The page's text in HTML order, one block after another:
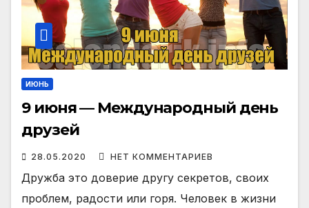
ИЮНЬ
9 июня — Международный день
друзей
28.05.2020 НЕТ КОММЕНТАРИЕВ
Дружба это доверие другу секретов, своих
проблем, радости или горя. Человек в жизни